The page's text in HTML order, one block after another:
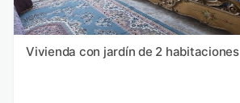
Vivienda con jardín de 2 habitaciones